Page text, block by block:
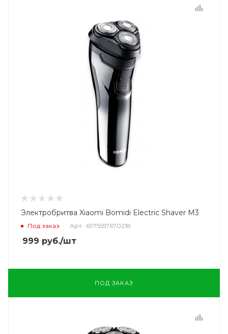
Электробритва Xiaomi Bomidi Electric Shaver M3
Под заказ Арт.: 6975557670218
999 руб./шт
ПОД ЗАКАЗ